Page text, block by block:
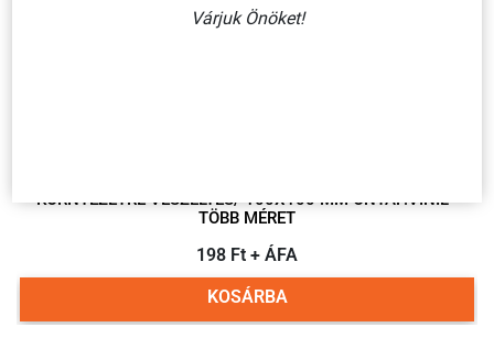
KÖRNYEZETRE VESZÉLYES/ 100X100 MM ÖNTAP.VINIL -
TÖBB MÉRET
198 Ft + ÁFA
KOSÁRBA
Várjuk Önöket!